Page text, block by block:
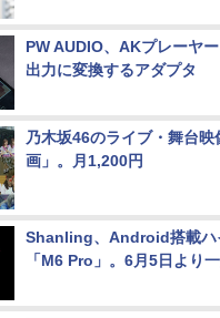
PW AUDIO、AKプレーヤ
出力に変換するアダプタ
乃木坂46のライブ・舞台
画」。月1,200円
Shanling、Android搭載ハ
「M6 Pro」。6月5日より